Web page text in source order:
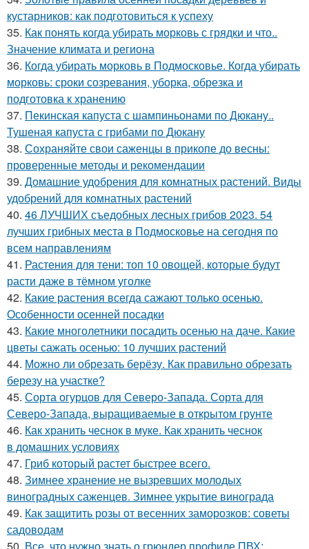
кустарников: как подготовиться к успеху
35. Как понять когда убирать морковь с грядки и что..
Значение климата и региона
36. Когда убирать морковь в Подмосковье. Когда убирать
морковь: сроки созревания, уборка, обрезка и
подготовка к хранению
37. Пекинская капуста с шампиньонами по Дюкану..
Тушеная капуста с грибами по Дюкану
38. Сохраняйте свои саженцы в прикопе до весны:
проверенные методы и рекомендации
39. Домашние удобрения для комнатных растений. Виды
удобрений для комнатных растений
40. 46 ЛУЧШИХ съедобных лесных грибов 2023. 54
лучших грибных места в Подмосковье на сегодня по
всем направлениям
41. Растения для тени: топ 10 овощей, которые будут
расти даже в тёмном уголке
42. Какие растения всегда сажают только осенью.
Особенности осенней посадки
43. Какие многолетники посадить осенью на даче. Какие
цветы сажать осенью: 10 лучших растений
44. Можно ли обрезать берёзу. Как правильно обрезать
березу на участке?
45. Сорта огурцов для Северо-Запада. Сорта для
Северо-Запада, выращиваемые в открытом грунте
46. Как хранить чеснок в муке. Как хранить чеснок
в домашних условиях
47. Гриб который растет быстрее всего.
48. Зимнее хранение не вызревших молодых
виноградных саженцев. Зимнее укрытие винограда
49. Как защитить розы от весенних заморозков: советы
садоводам